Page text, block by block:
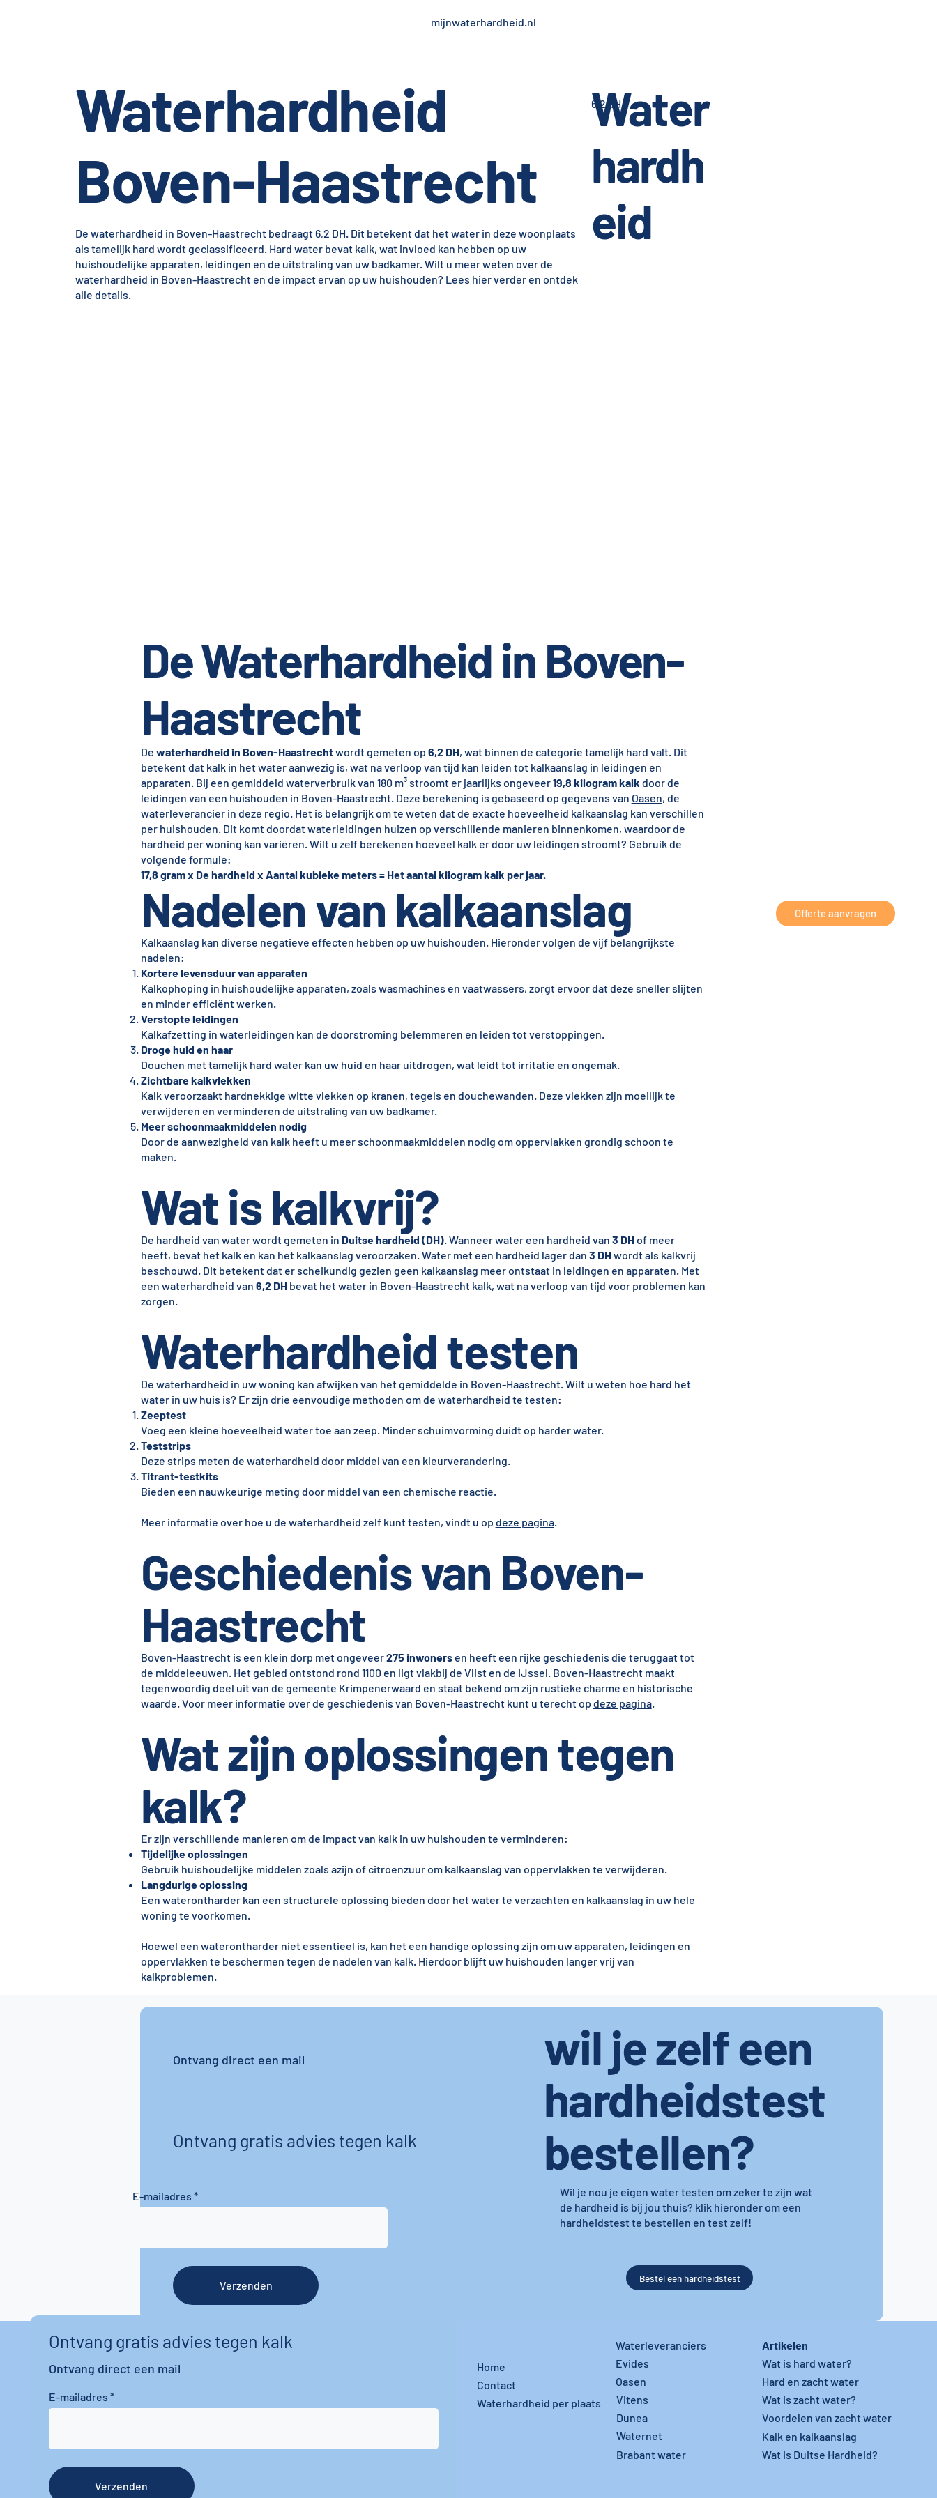
mijnwaterhardheid.nl
Waterhardheid
Boven-Haastrecht
De waterhardheid in Boven-Haastrecht bedraagt 6,2 DH. Dit betekent dat het water in deze woonplaats
als tamelijk hard wordt geclassificeerd. Hard water bevat kalk, wat invloed kan hebben op uw
huishoudelijke apparaten, leidingen en de uitstraling van uw badkamer. Wilt u meer weten over de
waterhardheid in Boven-Haastrecht en de impact ervan op uw huishouden? Lees hier verder en ontdek
alle details.
Water
hardh
eid
6,2 dH
De Waterhardheid in Boven-
Haastrecht
De waterhardheid in Boven-Haastrechtwordt gemeten op 6,2 DH, wat binnen de categorie tamelijk hard valt. Dit
betekent dat kalk in het water aanwezig is, wat na verloop van tijd kan leiden tot kalkaanslag in leidingen en
apparaten. Bij een gemiddeld waterverbruik van 180 m³ stroomt er jaarlijks ongeveer19,8 kilogram kalk door de
leidingen van een huishouden in Boven-Haastrecht. Deze berekening is gebaseerd op gegevens van Oasen, de
waterleverancier in deze regio. Het is belangrijk om te weten dat de exacte hoeveelheid kalkaanslag kan verschillen
per huishouden. Dit komt doordat waterleidingen huizen op verschillende manieren binnenkomen, waardoor de
hardheid per woning kan variëren. Wilt u zelf berekenen hoeveel kalk er door uw leidingen stroomt? Gebruik de
volgende formule:
17,8 gram x De hardheid x Aantal kubieke meters = Het aantal kilogram kalk per jaar.
Nadelen van kalkaanslag
Kalkaanslag kan diverse negatieve effecten hebben op uw huishouden. Hieronder volgen de vijf belangrijkste
nadelen:
Kortere levensduur van apparaten
Kalkophoping in huishoudelijke apparaten, zoals wasmachines en vaatwassers, zorgt ervoor dat deze sneller slijten
en minder efficiënt werken.
Verstopte leidingen
Kalkafzetting in waterleidingen kan de doorstroming belemmeren en leiden tot verstoppingen.
Droge huid en haar
Douchen met tamelijk hard water kan uw huid en haar uitdrogen, wat leidt tot irritatie en ongemak.
Zichtbare kalkvlekken
Kalk veroorzaakt hardnekkige witte vlekken op kranen, tegels en douchewanden. Deze vlekken zijn moeilijk te
verwijderen en verminderen de uitstraling van uw badkamer.
Meer schoonmaakmiddelen nodig
Door de aanwezigheid van kalk heeft u meer schoonmaakmiddelen nodig om oppervlakken grondig schoon te
maken.
Wat is kalkvrij?
De hardheid van water wordt gemeten in Duitse hardheid (DH). Wanneer water een hardheid van 3 DHof meer
heeft, bevat het kalk en kan het kalkaanslag veroorzaken. Water met een hardheid lager dan 3 DHwordt als kalkvrij
beschouwd. Dit betekent dat er scheikundig gezien geen kalkaanslag meer ontstaat in leidingen en apparaten. Met
een waterhardheid van 6,2 DHbevat het water in Boven-Haastrecht kalk, wat na verloop van tijd voor problemen kan
zorgen.
Waterhardheid testen
De waterhardheid in uw woning kan afwijken van het gemiddelde in Boven-Haastrecht. Wilt u weten hoe hard het
water in uw huis is? Er zijn drie eenvoudige methoden om de waterhardheid te testen:
Zeeptest
Voeg een kleine hoeveelheid water toe aan zeep. Minder schuimvorming duidt op harder water.
Teststrips
Deze strips meten de waterhardheid door middel van een kleurverandering.
Titrant-testkits
Bieden een nauwkeurige meting door middel van een chemische reactie.
Meer informatie over hoe u de waterhardheid zelf kunt testen, vindt u op deze pagina.
Geschiedenis van Boven-
Haastrecht
Boven-Haastrecht is een klein dorp met ongeveer275 inwonersen heeft een rijke geschiedenis die teruggaat tot
de middeleeuwen. Het gebied ontstond rond 1100 en ligt vlakbij de Vlist en de IJssel. Boven-Haastrecht maakt
tegenwoordig deel uit van de gemeente Krimpenerwaard en staat bekend om zijn rustieke charme en historische
waarde. Voor meer informatie over de geschiedenis van Boven-Haastrecht kunt u terecht op deze pagina.
Wat zijn oplossingen tegen
kalk?
Er zijn verschillende manieren om de impact van kalk in uw huishouden te verminderen:
Tijdelijke oplossingen
Gebruik huishoudelijke middelen zoals azijn of citroenzuur om kalkaanslag van oppervlakken te verwijderen.
Langdurige oplossing
Een waterontharder kan een structurele oplossing bieden door het water te verzachten en kalkaanslag in uw hele
woning te voorkomen.
Hoewel een waterontharder niet essentieel is, kan het een handige oplossing zijn om uw apparaten, leidingen en
oppervlakken te beschermen tegen de nadelen van kalk. Hierdoor blijft uw huishouden langer vrij van
kalkproblemen.
Offerte aanvragen
Ontvang gratis advies tegen kalk
Ontvang direct een mail
wil je zelf een
hardheidstest
bestellen?
E-mailadres
Wil je nou je eigen water testen om zeker te zijn wat
de hardheid is bij jou thuis? klik hieronder om een
hardheidstest te bestellen en test zelf!
Verzenden
Bestel een hardheidstest
Ontvang gratis advies tegen kalk
Ontvang direct een mail
E-mailadres
Verzenden
Home
Contact
Waterhardheid per plaats
Waterleveranciers
Evides
Oasen
Vitens
Dunea
Waternet
Brabant water
Artikelen
Wat is hard water?
Hard en zacht water
Wat is zacht water?
Voordelen van zacht water
Kalk en kalkaanslag
Wat is Duitse Hardheid?